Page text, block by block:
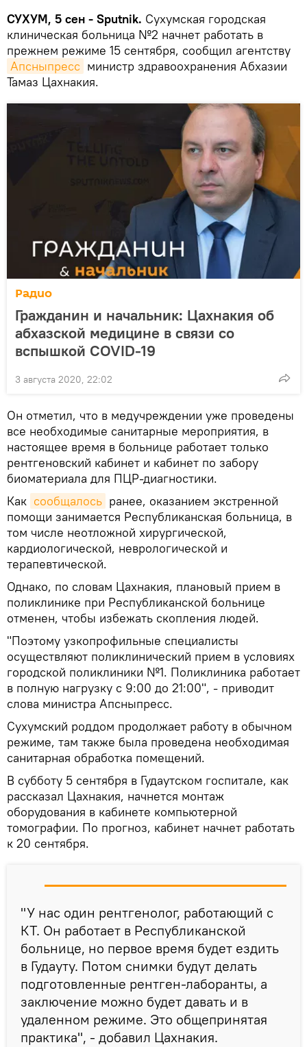
СУХУМ, 5 сен - Sputnik. Сухумская городская
клиническая больница №2 начнет работать в
прежнем режиме 15 сентября, сообщил агентству
Апсныпресс министр здравоохранения Абхазии
Тамаз Цахнакия.
Радио
Гражданин и начальник: Цахнакия об
абхазской медицине в связи со
вспышкой COVID-19
3 августа 2020, 22:02
Он отметил, что в медучреждении уже проведены
все необходимые санитарные мероприятия, в
настоящее время в больнице работает только
рентгеновский кабинет и кабинет по забору
биоматериала для ПЦР-диагностики.
Как сообщалось ранее, оказанием экстренной
помощи занимается Республиканская больница, в
том числе неотложной хирургической,
кардиологической, неврологической и
терапевтической.
Однако, по словам Цахнакия, плановый прием в
поликлинике при Республиканской больнице
отменен, чтобы избежать скопления людей.
"Поэтому узкопрофильные специалисты
осуществляют поликлинический прием в условиях
городской поликлиники №1. Поликлиника работает
в полную нагрузку с 9:00 до 21:00", - приводит
слова министра Апсныпресс.
Сухумский роддом продолжает работу в обычном
режиме, там также была проведена необходимая
санитарная обработка помещений.
В субботу 5 сентября в Гудаутском госпитале, как
рассказал Цахнакия, начнется монтаж
оборудования в кабинете компьютерной
томографии. По прогноз, кабинет начнет работать
к 20 сентября.
"У нас один рентгенолог, работающий с
КТ. Он работает в Республиканской
больнице, но первое время будет ездить
в Гудауту. Потом снимки будут делать
подготовленные рентген-лаборанты, а
заключение можно будет давать и в
удаленном режиме. Это общепринятая
практика", - добавил Цахнакия.